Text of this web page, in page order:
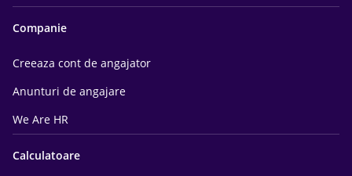
Companie
Creeaza cont de angajator
Anunturi de angajare
We Are HR
Calculatoare